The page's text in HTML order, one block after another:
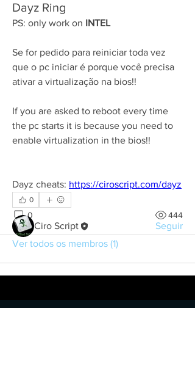
Dayz Ring
PS: only work on INTEL
Se for pedido para reiniciar toda vez
que o pc iniciar é porque você precisa
ativar a virtualização na bios!!
If you are asked to reboot every time
the pc starts it is because you need to
enable virtualization in the bios!!
Dayz cheats: https://ciroscript.com/dayz
0
0 444
membros
Ciro Script
Seguir
Ver todos os membros (1)